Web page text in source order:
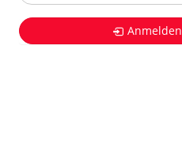
Anmelden